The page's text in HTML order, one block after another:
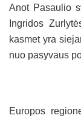
Anot Pasaulio
Ingridos
kasmet yra
nuo pasyvaus
Europos